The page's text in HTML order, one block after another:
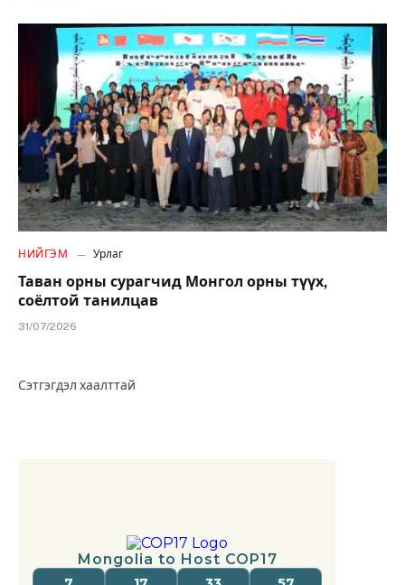
НИЙГЭМ Урлаг
Таван орны сурагчид Монгол орны түүх,
соёлтой танилцав
31/07/2026
Сэтгэгдэл хаалттай